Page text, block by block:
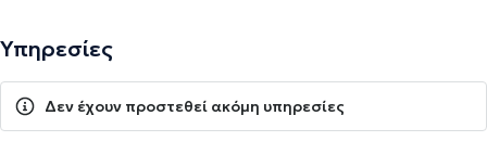
Υπηρεσίες
Δεν έχουν προστεθεί ακόμη υπηρεσίες